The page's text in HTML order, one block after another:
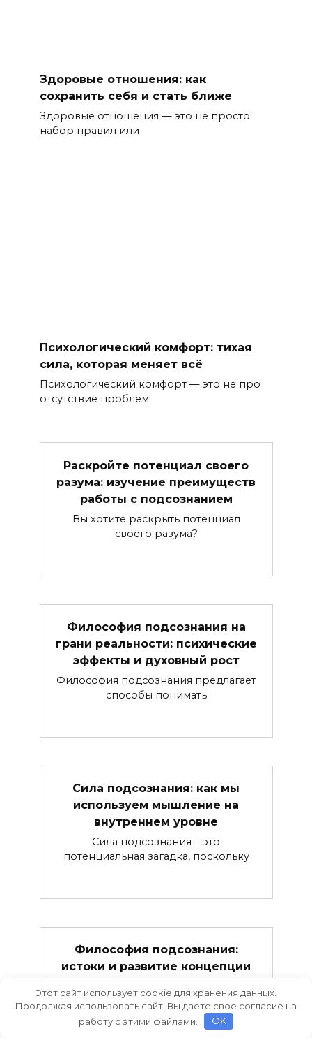
Здоровые отношения: как
сохранить себя и стать ближе
Здоровые отношения — это не просто
набор правил или
Психологический комфорт: тихая
сила, которая меняет всё
Психологический комфорт — это не про
отсутствие проблем
Раскройте потенциал своего
разума: изучение преимуществ
работы с подсознанием
Вы хотите раскрыть потенциал
своего разума?
Философия подсознания на
грани реальности: психические
эффекты и духовный рост
Философия подсознания предлагает
способы понимать
Сила подсознания: как мы
используем мышление на
внутреннем уровне
Сила подсознания – это
потенциальная загадка, поскольку
Философия подсознания:
истоки и развитие концепции
Философия подсознания – это
теория, которая предполагает
Этот сайт использует cookie для хранения данных.
Продолжая использовать сайт, Вы даете свое согласие на
работу с этими файлами.
OK